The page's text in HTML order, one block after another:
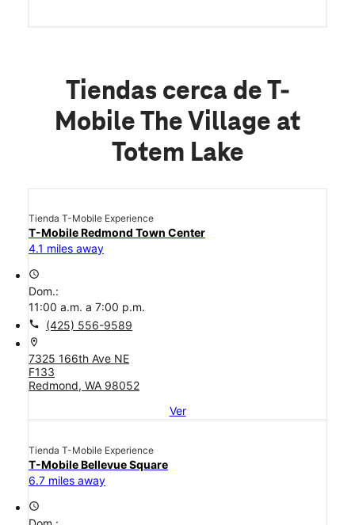
Tiendas cerca de T-
Mobile The Village at
Totem Lake
Tienda T-Mobile Experience
T-Mobile Redmond Town Center
4.1 miles away
access_time
Dom.:
11:00 a.m. a 7:00 p.m.
call (425) 556-9589
location_on
7325 166th Ave NE
F133
Redmond, WA 98052
Ver
Tienda T-Mobile Experience
T-Mobile Bellevue Square
6.7 miles away
access_time